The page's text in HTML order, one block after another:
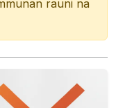
rauni na